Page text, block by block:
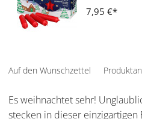
7,95 €
Auf den Wunschzettel
Es weihnachtet sehr!
stecken in dieser